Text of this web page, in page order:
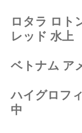
ロタラ ロト
レッド 水上
ベトナム ア
ハイグロフ
中